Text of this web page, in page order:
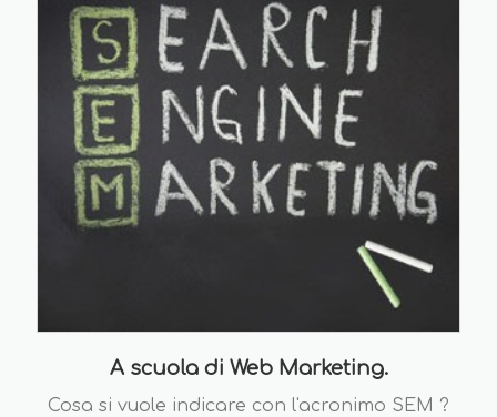
A scuola di Web Marketing.
Cosa si vuole indicare con l'acronimo SEM ?